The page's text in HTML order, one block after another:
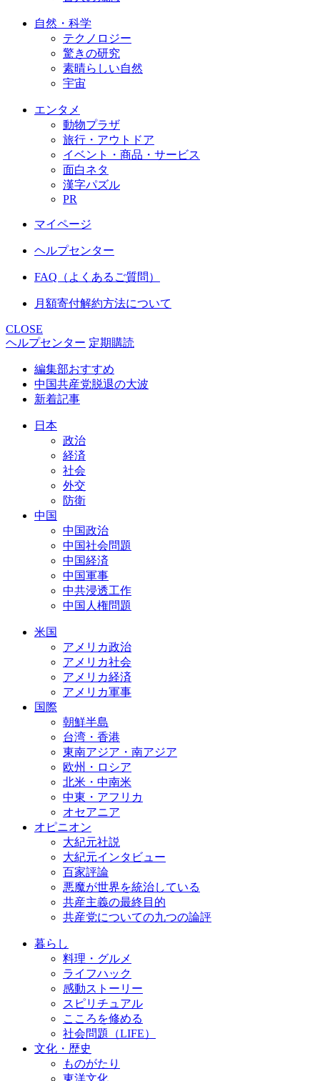
自然・科学
テクノロジー
驚きの研究
素晴らしい自然
宇宙
エンタメ
動物プラザ
旅行・アウトドア
イベント・商品・サービス
面白ネタ
漢字パズル
PR
マイページ
ヘルプセンター
FAQ（よくあるご質問）
月額寄付解約方法について
CLOSE
ヘルプセンター 定期購読
編集部おすすめ
中国共産党脱退の大波
新着記事
日本
政治
経済
社会
外交
防衛
中国
中国政治
中国社会問題
中国経済
中国軍事
中共浸透工作
中国人権問題
米国
アメリカ政治
アメリカ社会
アメリカ経済
アメリカ軍事
国際
朝鮮半島
台湾・香港
東南アジア・南アジア
欧州・ロシア
北米・中南米
中東・アフリカ
オセアニア
オピニオン
大紀元社説
大紀元インタビュー
百家評論
悪魔が世界を統治している
共産主義の最終目的
共産党についての九つの論評
暮らし
料理・グルメ
ライフハック
感動ストーリー
スピリチュアル
こころを修める
社会問題（LIFE）
文化・歴史
ものがたり